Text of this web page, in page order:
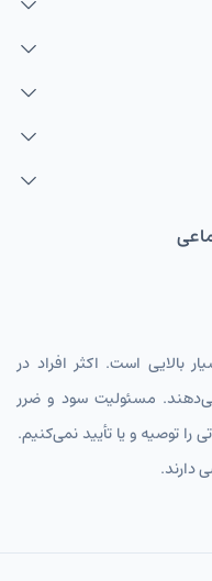
بالایی است. اکثر افراد در
مسئولیت سود و ضرر
توصیه و یا تأیید نمی‌کنیم.
دارند.